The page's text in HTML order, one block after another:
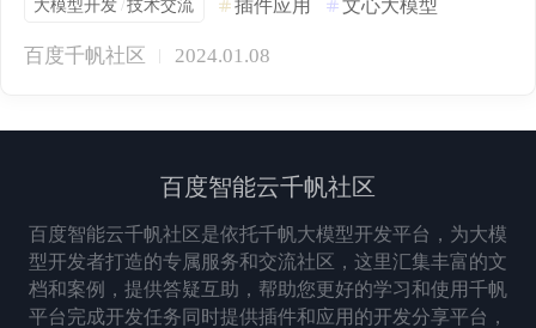
大模型开发 /技术交流 插件应用 文心大模型
百度千帆社区 2024.01.08
百度智能云千帆社区
百度智能云千帆社区是依托千帆大模型开发平台，为大模
型开发者打造的专属服务和交流社区，这里汇集丰富的文
档和案例，提供答疑互助，帮助您更好的学习和使用千帆
平台完成开发任务同时提供插件和应用的开发分享平台，